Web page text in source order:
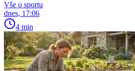
Vše o sportu
dnes, 17:06
4 min